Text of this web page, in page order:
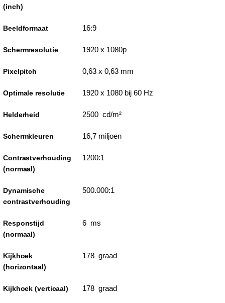
(inch)
Beeldformaat 16:9
Schermresolutie 1920 x 1080p
Pixelpitch 0,63 x 0,63 mm
Optimale resolutie 1920 x 1080 bij 60 Hz
Helderheid 2500 cd/m²
Schermkleuren 16,7 miljoen
Contrastverhouding
(normaal)
1200:1
Dynamische
contrastverhouding
500.000:1
Responstijd
(normaal)
6 ms
Kijkhoek
(horizontaal)
178 graad
Kijkhoek (verticaal) 178 graad